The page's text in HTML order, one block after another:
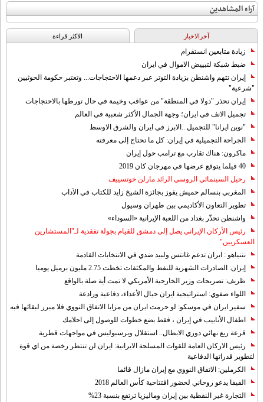
آراء المشاهدين
آخرالاخبار الاکثر قراءة
زيادة متابعين انستقرام
ضبط شبكة لتبييض الاموال في ايران
إيران تتهم واشنطن بزيادة التوتر عبر دعمها الاحتجاجات... وتعتبر حكومة الحوثيين
"شرعية"
إيران تحذر "دولا في المنطقة" من عواقب وخيمة في حال تورطها بالاحتجاجات
تجميل الانف في ايران؛ وجهة الجمال الأكثر شعبية في العالم
"نوين ايرانا" للتجميل ..الابرز في ايران والشرق الاوسط
الجراحة التجميلية في إيران: كل ما تحتاج إلى معرفته
ماكرون: هناك تقارب مع ترامب حول إيران
40 فيلما يتوقع عرضها في مهرجان كان 2019
رحيل السينمائي الروسي الرائد مارلن خوتسييف
المغربي بنسالم حميش يفوز بجائزة الشيخ زايد للكتاب في الآداب
تطوير التعاون الأكاديمي بين طهران وسيول
واشنطن تحذّر بغداد من اللعبة الإيرانية «السوداء»
رئيس الأركان الإيراني يصل إلى دمشق للقيام بجولة تفقدية لـ"المستشارين
العسكريين"
نتنياهو : ايران تدعم غانتس ولبيد ضدي في الانتخابات القادمة
إيران: الصادرات الشهریة للنفط والمكثفات تخطت 2.75 مليون برميل يوميا
ظريف: تصريحات وزير الخارجية الأمريكي لا تمت أية صلة بالواقع
اللواء صفوي: استراتيجية ايران حيال الأعداء، دفاعية ورادعة
سفير ايران في موسكو: لو حرمت ايران من مزايا الاتفاق النووي فلا مبرر لبقائها فيه
اطفال الأنابيب في إيران ، فقط بضع خطوات للوصول إلى احلامك
قرعة ربع نهائي دوري الابطال.. استقلال وبرسبوليس في مواجهات قطرية
رئيس الاركان العامة للقوات المسلحة الايرانية: ايران لن تنتظر رخصة من اي قوة
لتطوير قدراتها الدفاعية
الكرملين: الاتفاق النووي مع إيران مازال قائما
الفيفا يدعو روحاني لحضور افتتاحية كأس العالم 2018
التجارة غیر النفطیة بین إیران ومالیزیا ترتفع بنسبة 23%